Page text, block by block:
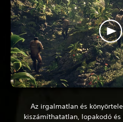
Az irgalmatlan és
kiszámíthatatlan, lopakodó